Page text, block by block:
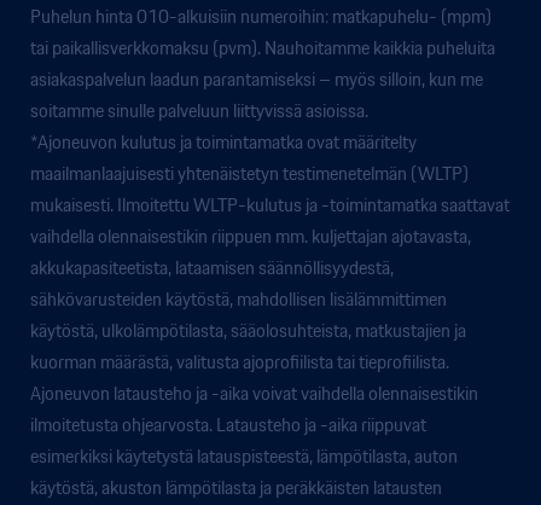
Puhelun hinta 010-alkuisiin numeroihin: matkapuhelu- (mpm)
tai paikallisverkkomaksu (pvm). Nauhoitamme kaikkia puheluita
asiakaspalvelun laadun parantamiseksi – myös silloin, kun me
soitamme sinulle palveluun liittyvissä asioissa.
*Ajoneuvon kulutus ja toimintamatka ovat määritelty
maailmanlaajuisesti yhtenäistetyn testimenetelmän (WLTP)
mukaisesti. Ilmoitettu WLTP-kulutus ja -toimintamatka saattavat
vaihdella olennaisestikin riippuen mm. kuljettajan ajotavasta,
akkukapasiteetista, lataamisen säännöllisyydestä,
sähkövarusteiden käytöstä, mahdollisen lisälämmittimen
käytöstä, ulkolämpötilasta, sääolosuhteista, matkustajien ja
kuorman määrästä, valitusta ajoprofiilista tai tieprofiilista.
Ajoneuvon latausteho ja -aika voivat vaihdella olennaisestikin
ilmoitetusta ohjearvosta. Latausteho ja -aika riippuvat
esimerkiksi käytetystä latauspisteestä, lämpötilasta, auton
käytöstä, akuston lämpötilasta ja peräkkäisten latausten